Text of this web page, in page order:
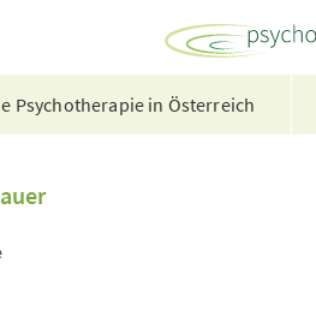
Psychotherapie in Österreich